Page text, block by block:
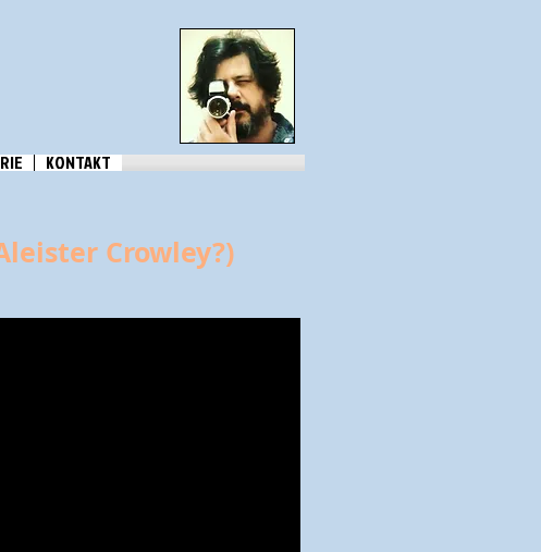
KONTAKT
Crowley?)